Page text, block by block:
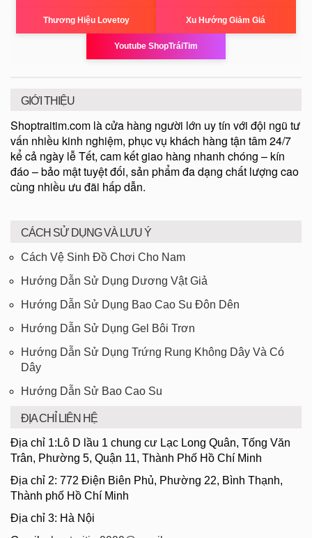
Thương Hiệu Lovetoy Xu Hướng Giảm Giá
Youtube ShopTráiTim
GIỚI THIỆU
Shoptraitim.com là cửa hàng người lớn uy tín với đội ngũ tư
vấn nhiều kinh nghiệm, phục vụ khách hàng tận tâm 24/7
kể cả ngày lễ Tết, cam kết giao hàng nhanh chóng – kín
đáo – bảo mật tuyệt đối, sản phẩm đa dạng chất lượng cao
cùng nhiều ưu đãi hấp dẫn.
CÁCH SỬ DỤNG VÀ LƯU Ý
Cách Vệ Sinh Đồ Chơi Cho Nam
Hướng Dẫn Sử Dụng Dương Vật Giả
Hướng Dẫn Sử Dụng Bao Cao Su Đôn Dên
Hướng Dẫn Sử Dụng Gel Bôi Trơn
Hướng Dẫn Sử Dụng Trứng Rung Không Dây Và Có
Dây
Hướng Dẫn Sử Bao Cao Su
ĐỊA CHỈ LIÊN HỆ
Địa chỉ 1:Lô D lầu 1 chung cư Lạc Long Quân, Tống Văn
Trân, Phường 5, Quận 11, Thành Phố Hồ Chí Minh
Địa chỉ 2: 772 Điện Biên Phủ, Phường 22, Bình Thạnh,
Thành phố Hồ Chí Minh
Địa chỉ 3: Hà Nội